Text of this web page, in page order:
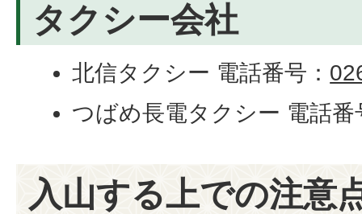
タクシー会社
北信タクシー 電話番号：
つばめ長電タクシー 電話番
入山する上での注意